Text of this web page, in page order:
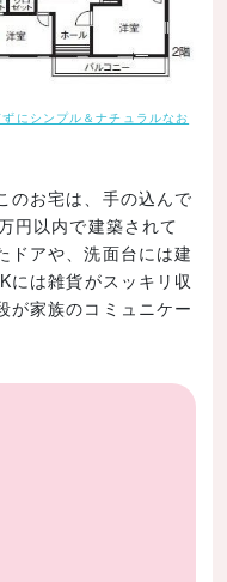
にシンプル＆ナチュラルなお
のお宅は、手の込んで
円以内で建築されて
ドアや、洗面台には建
には雑貨がスッキリ収
が家族のコミュニケー